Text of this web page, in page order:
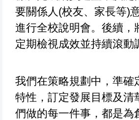
要關係人(校友、家長等)
進行全校說明會。後續，
定期檢視成效並持續滾動
我們在策略規劃中，準確
特性，訂定發展目標及清
們做的每一件事，都是為